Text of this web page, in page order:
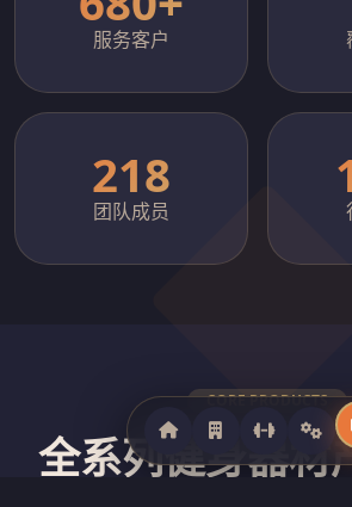
服务客户
218
团队成员
CORE PRODUCTS
全系列健身器材